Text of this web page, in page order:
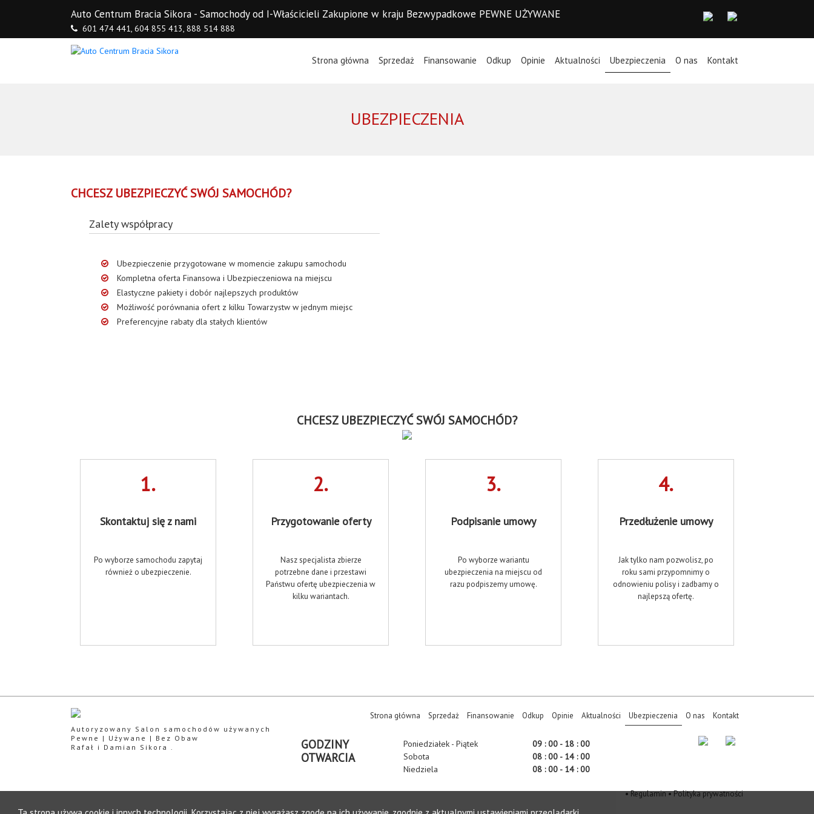
Auto Centrum Bracia Sikora - Samochody od I-Właścicieli Zakupione w kraju Bezwypadkowe PEWNE UŻYWANE
601 474 441, 604 855 413, 888 514 888
Strona główna (current)
Sprzedaż Finansowanie Odkup Opinie Aktualności Ubezpieczenia O nas Kontakt
UBEZPIECZENIA
CHCESZ UBEZPIECZYĆ SWÓJ SAMOCHÓD?
Zalety współpracy
Ubezpieczenie przygotowane w momencie zakupu samochodu
Kompletna oferta Finansowa i Ubezpieczeniowa na miejscu
Elastyczne pakiety i dobór najlepszych produktów
Możliwość porównania ofert z kilku Towarzystw w jednym miejsc
Preferencyjne rabaty dla stałych klientów
CHCESZ UBEZPIECZYĆ SWÓJ SAMOCHÓD?
1.
Skontaktuj się z nami
Po wyborze samochodu zapytaj
również o ubezpieczenie.
2.
Przygotowanie oferty
Nasz specjalista zbierze
potrzebne dane i przestawi
Państwu ofertę ubezpieczenia w
kilku wariantach.
3.
Podpisanie umowy
Po wyborze wariantu
ubezpieczenia na miejscu od
razu podpiszemy umowę.
4.
Przedłużenie umowy
Jak tylko nam pozwolisz, po
roku sami przypomnimy o
odnowieniu polisy i zadbamy o
najlepszą ofertę.
Autoryzowany Salon samochodów używanych
Pewne | Używane | Bez Obaw
Rafał i Damian Sikora .
Strona główna (current)
Sprzedaż Finansowanie Odkup Opinie Aktualności Ubezpieczenia O nas Kontakt
GODZINY
OTWARCIA
Poniedziałek - Piątek
09 : 00 - 18 : 00
Sobota
08 : 00 - 14 : 00
Niedziela
08 : 00 - 14 : 00
•Regulamin•Polityka prywatności